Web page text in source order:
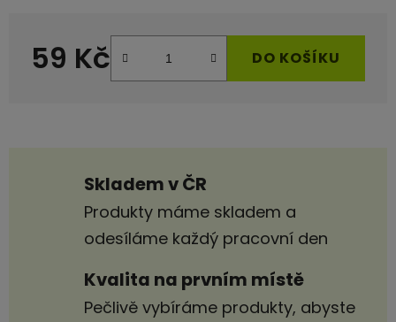
59 Kč
Měrná cena:
DO KOŠÍKU
Skladem v ČR
Produkty máme skladem a
odesíláme každý pracovní den
Kvalita na prvním místě
Pečlivě vybíráme produkty, abyste